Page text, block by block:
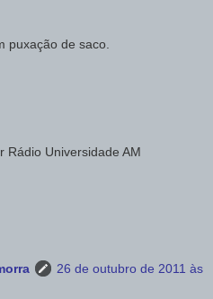
puxação de saco.
Rádio Universidade AM
26 de outubro de 2011 às